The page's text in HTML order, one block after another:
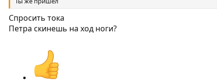
Спросить тока
Петра скинешь на ход ноги?